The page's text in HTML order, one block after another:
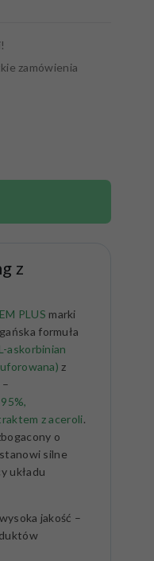
zamówienia
z
PLUS marki
formuła
askorbinian
z
z aceroli.
o
silne
układu
jakość –